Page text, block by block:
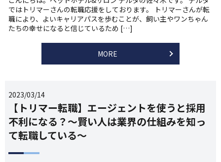
ではトリマーさんの転職応援をしております。 トリマーさんが転
職により、よいキャリアパスを歩むことが、飼い主やワンちゃん
たちの幸せになると信じているため […]
MORE
2023/03/14
【トリマー転職】エージェントを使うと採用
不利になる？～賢い人は業界の仕組みを知っ
て転職している～